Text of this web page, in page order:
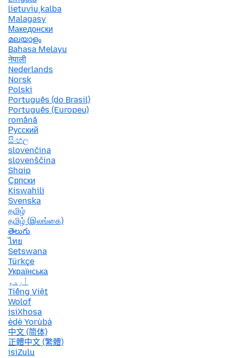
lietuvių kalba
Malagasy
Македонски
മലയാളം
Bahasa Melayu
नेपाली
Nederlands
Norsk
Polski
Português (do Brasil)
Português (Europeu)
română
Русский
සිංහල
slovenčina
slovenščina
Shqip
Српски
Kiswahili
Svenska
தமிழ்
தமிழ் (இலங்கை)
తెలుగు
ไทย
Setswana
Türkçe
Українська
اُردو
Tiếng Việt
Wolof
isiXhosa
èdè Yorùbá
中文 (简体)
正體中文 (繁體)
isiZulu